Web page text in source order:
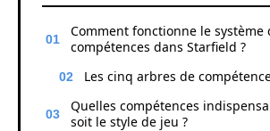
Comment fonctionne le système
compétences dans Starfield ?
Les cinq arbres de
Quelles compétences
soit le style de jeu ?